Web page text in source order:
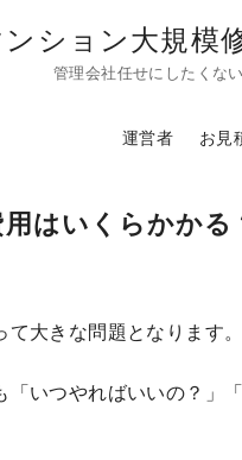
ション大規模
管理会社任せにしたくな
運営者 お見
はいくらかかる
大きな問題となります
いつやればいいの？」